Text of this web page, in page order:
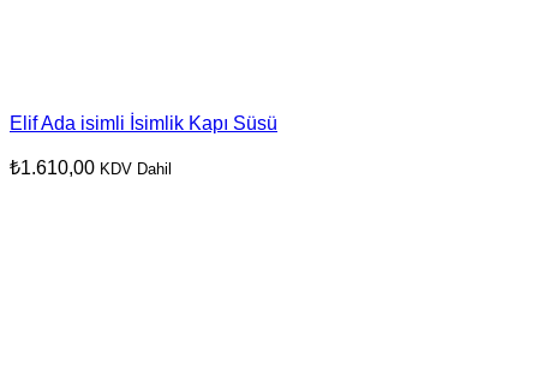
Elif Ada isimli İsimlik Kapı Süsü
₺1.610,00 KDV Dahil